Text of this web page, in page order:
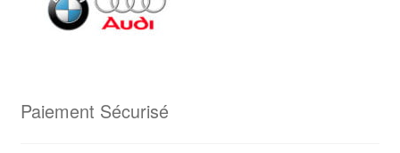
Paiement Sécurisé